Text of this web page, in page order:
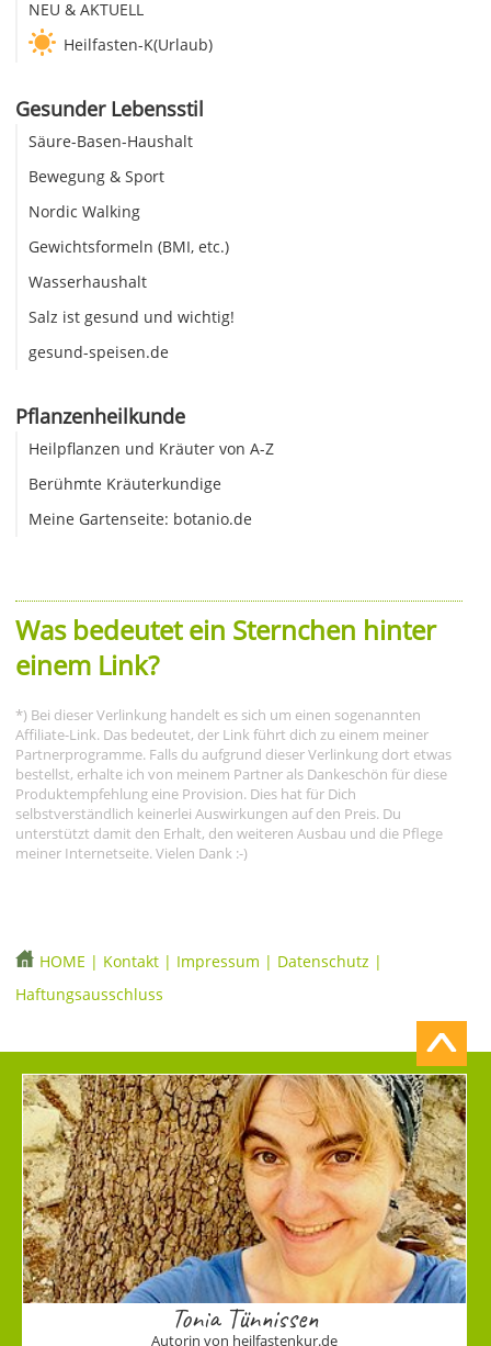
NEU & AKTUELL
Heilfasten-K(Urlaub)
Gesunder Lebensstil
Säure-Basen-Haushalt
Bewegung & Sport
Nordic Walking
Gewichtsformeln (BMI, etc.)
Wasserhaushalt
Salz ist gesund und wichtig!
gesund-speisen.de
Pflanzenheilkunde
Heilpflanzen und Kräuter von A-Z
Berühmte Kräuterkundige
Meine Gartenseite: botanio.de
Was bedeutet ein Sternchen hinter
einem Link?
*) Bei dieser Verlinkung handelt es sich um einen sogenannten
Affiliate-Link. Das bedeutet, der Link führt dich zu einem meiner
Partnerprogramme. Falls du aufgrund dieser Verlinkung dort etwas
bestellst, erhalte ich von meinem Partner als Dankeschön für diese
Produktempfehlung eine Provision. Dies hat für Dich
selbstverständlich keinerlei Auswirkungen auf den Preis. Du
unterstützt damit den Erhalt, den weiteren Ausbau und die Pflege
meiner Internetseite. Vielen Dank :-)
HOME | Kontakt | Impressum | Datenschutz |
Haftungsausschluss
Tonia Tünnissen
Autorin von heilfastenkur.de